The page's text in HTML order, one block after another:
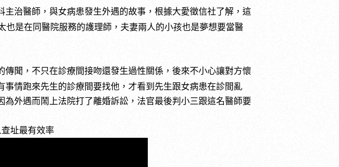
主治醫師，與女病患發生外遇的故事，根據大愛徵信社了解，這
是在同醫院服務的護理師，夫妻兩人的小孩也是夢想要當醫
傳聞，不只在診療間接吻還發生過性關係，後來不小心讓對方懷
情跑來先生的診療間要找他，才看到先生跟女病患在診間亂
外遇而鬧上法院打了離婚訴訟，法官最後判小三跟這名醫師要
查址最有效率